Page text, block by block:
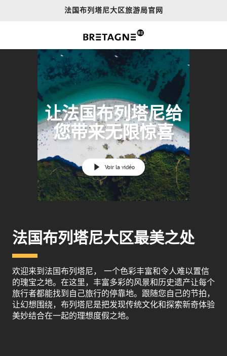
法国布列塔尼大区旅游局官网
让法国布列塔尼给
您带来无限惊喜
Voir la vidéo
法国布列塔尼大区最美之处
欢迎来到法国布列塔尼， 一个色彩丰富和令人难以置信
的瑰宝之地。在这里，丰富多彩的风景和历史遗产让每个
旅行者都能找到自己旅行的停靠地。跟随您自己的节拍，
让幻想围绕，布列塔尼是把发现传统文化和探索新奇体验
美妙结合在一起的理想度假之地。